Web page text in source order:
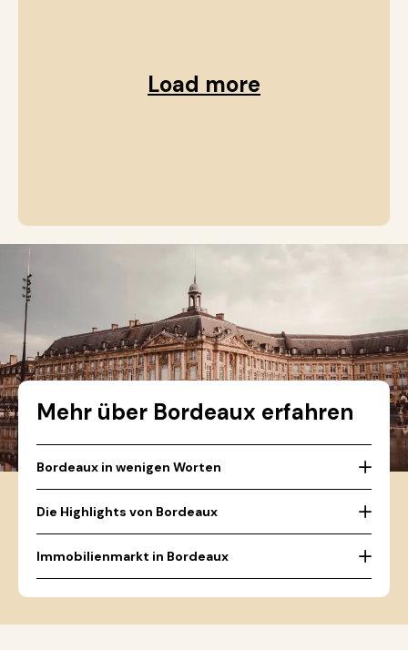
Load more
Mehr über Bordeaux erfahren
Bordeaux in wenigen Worten
Die Highlights von Bordeaux
Immobilienmarkt in Bordeaux